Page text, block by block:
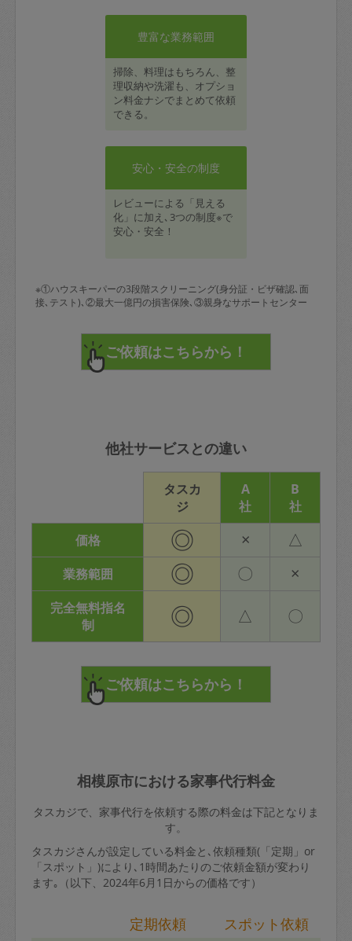
豊富な業務範囲
掃除、料理はもちろん、整
理収納や洗濯も、オプショ
ン料金ナシでまとめて依頼
できる。
安心・安全の制度
レビューによる「見える
化」に加え､3つの制度※で
安心・安全！
※①ハウスキーパーの3段階スクリーニング(身分証・ビザ確認､面
接､テスト)､②最大一億円の損害保険､③親身なサポートセンター
他社サービスとの違い
タスカ
ジ
A
社
B
社
価格
◎ × △
業務範囲 ◎ 〇 ×
完全無料指名
制
◎ △ 〇
相模原市における家事代行料金
タスカジで、家事代行を依頼する際の料金は下記となりま
す。
タスカジさんが設定している料金と､依頼種類(「定期」or
「スポット」)により､1時間あたりのご依頼金額が変わり
ます｡（以下、2024年6月1日からの価格です）
定期依頼 スポット依頼